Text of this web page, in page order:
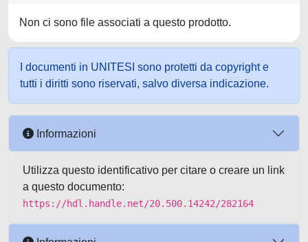
Non ci sono file associati a questo prodotto.
I documenti in UNITESI sono protetti da copyright e
tutti i diritti sono riservati, salvo diversa indicazione.
Informazioni
Utilizza questo identificativo per citare o creare un link
a questo documento:
https://hdl.handle.net/20.500.14242/282164